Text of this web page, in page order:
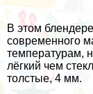
В этом
современного
температурам,
лёгкий чем
толстые, 4 мм.